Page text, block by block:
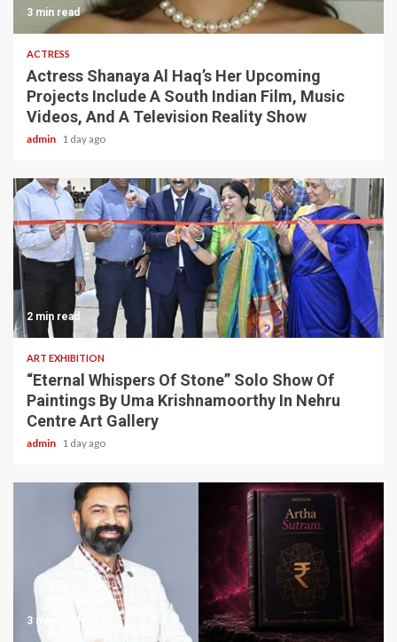
3 min read
ACTRESS
Actress Shanaya Al Haq’s Her Upcoming
Projects Include A South Indian Film, Music
Videos, And A Television Reality Show
admin 1 day ago
2 min read
ART EXHIBITION
“Eternal Whispers Of Stone” Solo Show Of
Paintings By Uma Krishnamoorthy In Nehru
Centre Art Gallery
admin 1 day ago
3 min read